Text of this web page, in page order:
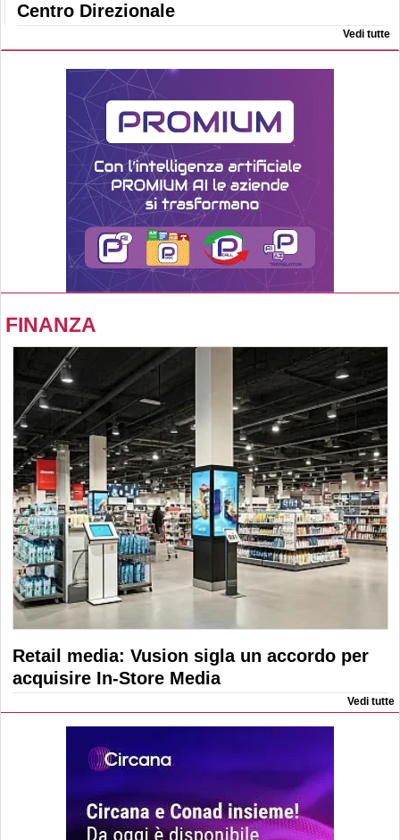
Centro Direzionale
Vedi tutte
FINANZA
Retail media: Vusion sigla un accordo per
acquisire In-Store Media
Vedi tutte